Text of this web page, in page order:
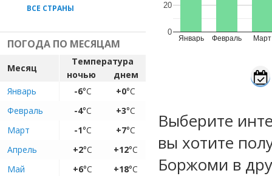
ВСЕ СТРАНЫ
ПОГОДА ПО МЕСЯЦАМ
Месяц
Температура
ночью
днем
Январь
-6°C +0°C
Февраль
-4°C +3°C
Март
-1°C +7°C
Апрель
+2°C +12°C
Май
+6°C +18°C
Январь Февраль Март
0
20
Выберите
вы хотите
Боржоми в